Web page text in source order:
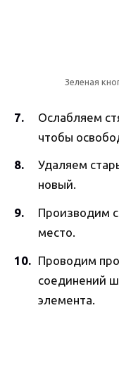
Зеленая
Ослабляем
чтобы
Удаляем
новый.
Производим
место.
Проводим
соединений
элемента.